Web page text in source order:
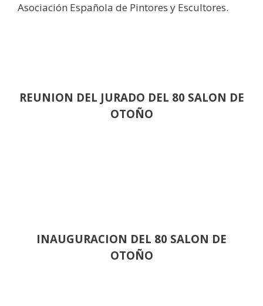
Asociación Española de Pintores y Escultores.
REUNION DEL JURADO DEL 80 SALON DE
OTOÑO
INAUGURACION DEL 80 SALON DE
OTOÑO